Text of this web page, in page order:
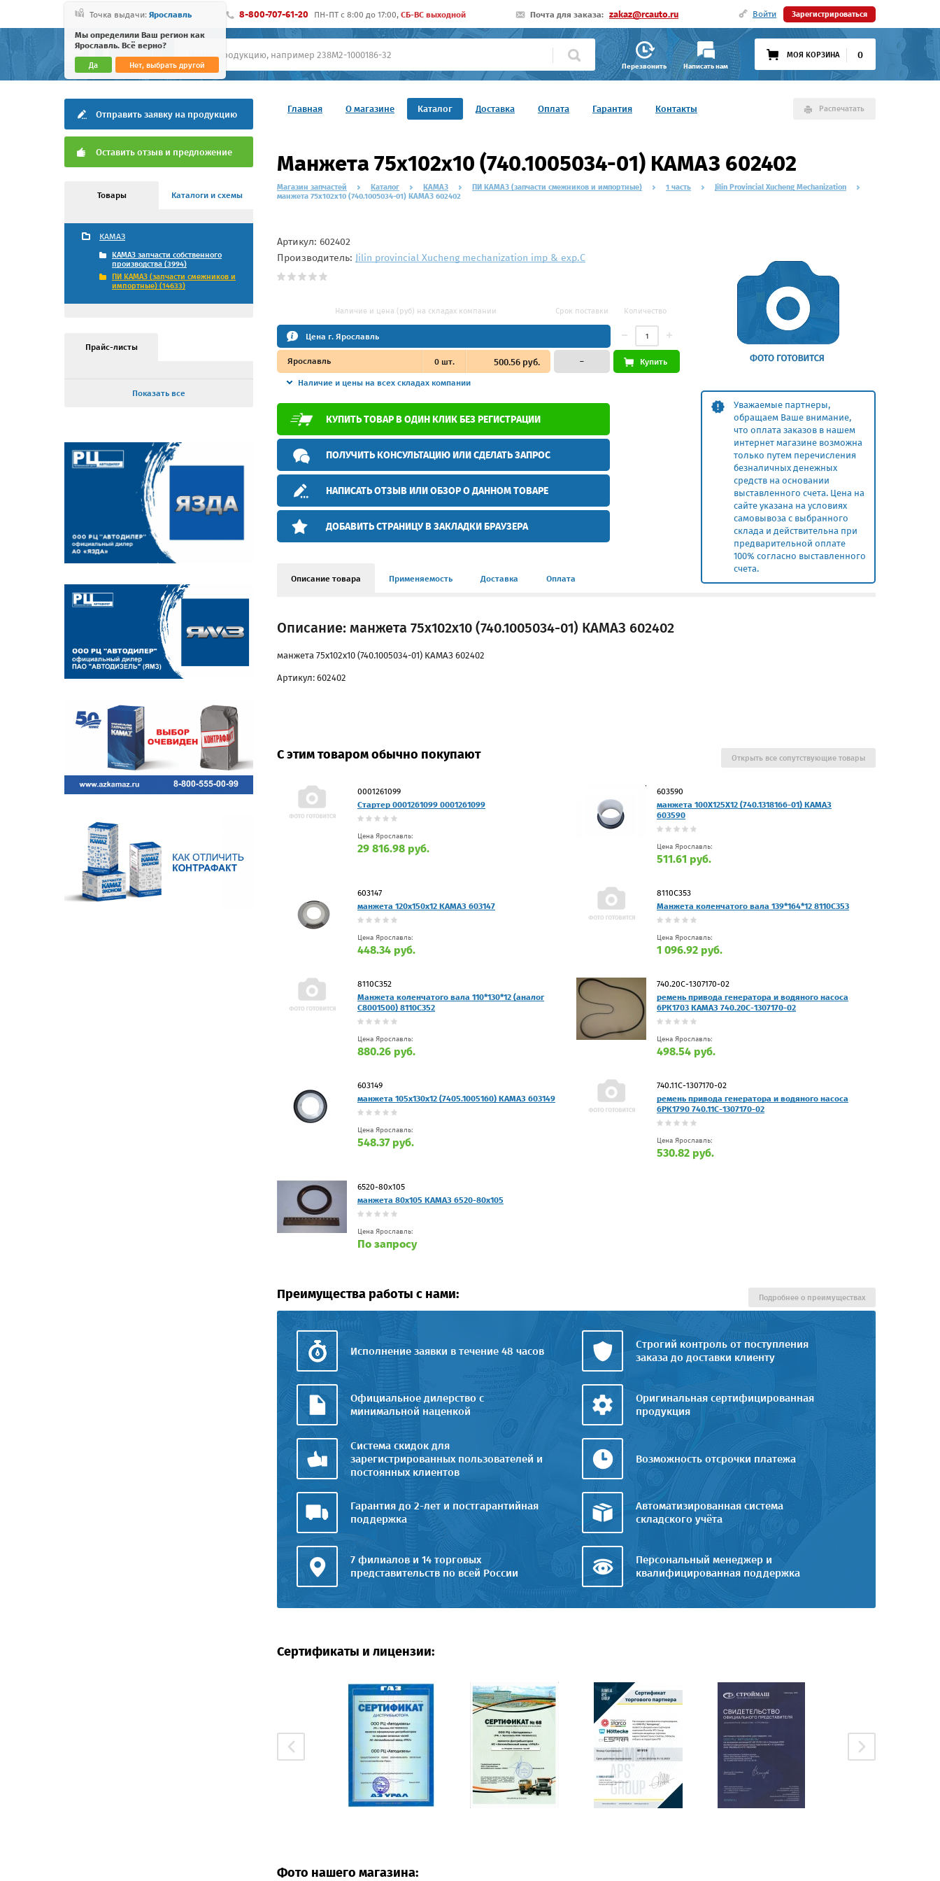
Точка выдачи: Ярославль
Мы определили Ваш регион как
Ярославль. Всё верно?
Да Нет, выбрать другой
8-800-707-61-20 ПН-ПТ c 8:00 до 17:00, СБ-ВС выходной Почта для заказа: zakaz@rcauto.ru Войти Зарегистрироваться
Перезвонить Написать нам
МОЯ КОРЗИНА 0
Главная О магазине Каталог Доставка Оплата Гарантия Контакты Распечатать
Отправить заявку на продукцию
Оставить отзыв и предложение
Товары Каталоги и схемы
КАМАЗ
КАМАЗ запчасти собственного
производства (3994)
ПИ КАМАЗ (запчасти смежников и
импортные) (14633)
Прайс-листы
Показать все
Манжета 75х102х10 (740.1005034-01) КАМАЗ 602402
Магазин запчастей Каталог КАМАЗ ПИ КАМАЗ (запчасти смежников и импортные) 1 часть
Jilin Provincial Xucheng Mechanization
манжета 75х102х10 (740.1005034-01) КАМАЗ 602402
Уважаемые партнеры,
обращаем Ваше внимание,
что оплата заказов в нашем
интернет магазине возможна
только путем перечисления
безналичных денежных
средств на основании
выставленного счета. Цена на
сайте указана на условиях
самовывоза с выбранного
склада и действительна при
предварительной оплате
100% согласно выставленного
счета.
Артикул: 602402
Производитель: Jilin provincial Xucheng mechanization imp & exp.C
Наличие и цена (руб) на складах компании Срок поставки Количество
Цена г. Ярославль
Ярославль 0шт. 500.56 руб.
Наличие и цены на всех складах компании
– Купить
КУПИТЬ ТОВАР В ОДИН КЛИК БЕЗ РЕГИСТРАЦИИ
ПОЛУЧИТЬ КОНСУЛЬТАЦИЮ ИЛИ СДЕЛАТЬ ЗАПРОС
НАПИСАТЬ ОТЗЫВ ИЛИ ОБЗОР О ДАННОМ ТОВАРЕ
ДОБАВИТЬ СТРАНИЦУ В ЗАКЛАДКИ БРАУЗЕРА
Описание товара Применяемость Доставка Оплата
Описание: манжета 75х102х10 (740.1005034-01) КАМАЗ 602402
манжета 75х102х10 (740.1005034-01) КАМАЗ 602402
Артикул: 602402
С этим товаром обычно покупают
0001261099
Стартер 0001261099 0001261099
Цена Ярославль:
29 816.98 руб.
603590
манжета 100Х125Х12 (740.1318166-01) КАМАЗ
603590
Цена Ярославль:
511.61 руб.
603147
манжета 120х150х12 КАМАЗ 603147
Цена Ярославль:
448.34 руб.
8110С353
Манжета коленчатого вала 139*164*12 8110С353
Цена Ярославль:
1 096.92 руб.
8110С352
Манжета коленчатого вала 110*130*12 (аналог
C8001500) 8110С352
Цена Ярославль:
880.26 руб.
740.20С-1307170-02
ремень привода генератора и водяного насоса
6РК1703 КАМАЗ 740.20С-1307170-02
Цена Ярославль:
498.54 руб.
603149
манжета 105х130х12 (7405.1005160) КАМАЗ 603149
Цена Ярославль:
548.37 руб.
740.11С-1307170-02
ремень привода генератора и водяного насоса
6РК1790 740.11С-1307170-02
Цена Ярославль:
530.82 руб.
6520-80х105
манжета 80х105 КАМАЗ 6520-80х105
Цена Ярославль:
По запросу
Открыть все сопутствующие товары
Преимущества работы с нами:
Исполнение заявки в течение 48 часов
Строгий контроль от поступления
заказа до доставки клиенту
Официальное дилерство с
минимальной наценкой
Оригинальная сертифицированная
продукция
Система скидок для
зарегистрированных пользователей и
постоянных клиентов
Возможность отсрочки платежа
Гарантия до 2-лет и постгарантийная
поддержка
Автоматизированная система
складского учёта
7 филиалов и 14 торговых
представительств по всей России
Персональный менеджер и
квалифицированная поддержка
Подробнее о преимуществах
Сертификаты и лицензии:
Фото нашего магазина: